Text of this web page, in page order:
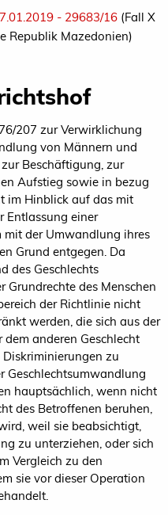
- 29683/16 (Fall X
Republik Mazedonien)
207 zur Verwirklichung
von Männern und
Beschäftigung, zur
Aufstieg sowie in bezug
im Hinblick auf das mit
Entlassung einer
mit der Umwandlung ihres
Grund entgegen. Da
des Geschlechts
Grundrechte des Menschen
der Richtlinie nicht
werden, die sich aus der
anderen Geschlecht
zu
Geschlechtsumwandlung
hauptsächlich, wenn nicht
des Betroffenen beruhen,
weil sie beabsichtigt,
zu unterziehen, oder sich
Vergleich zu den
sie vor dieser Operation